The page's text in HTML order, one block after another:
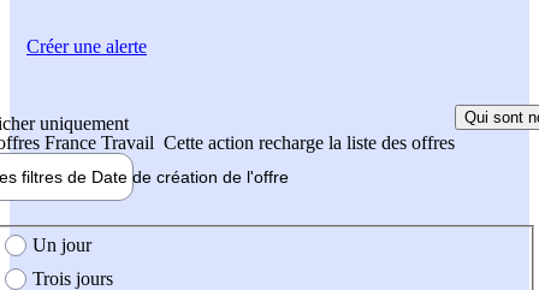
uniquement
France Travail Cette action recharge la liste des offres
Qui sont
filtres de Date de création de l'offre
création de l'offre
Un jour
Trois jours
Créer une alerte